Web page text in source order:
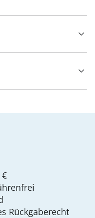
Rückgaberecht